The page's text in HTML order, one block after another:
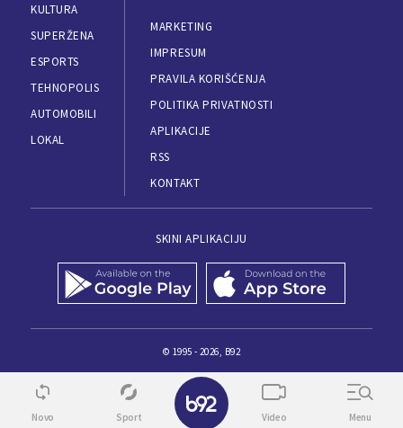
KULTURA
SUPERŽENA
ESPORTS
TEHNOPOLIS
AUTOMOBILI
LOKAL
MARKETING
IMPRESUM
PRAVILA KORIŠĆENJA
POLITIKA PRIVATNOSTI
APLIKACIJE
RSS
KONTAKT
SKINI APLIKACIJU
© 1995 - 2026, B92
Novo Sport Video Menu